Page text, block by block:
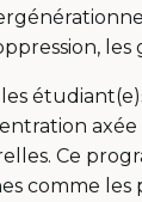
Ce
comme